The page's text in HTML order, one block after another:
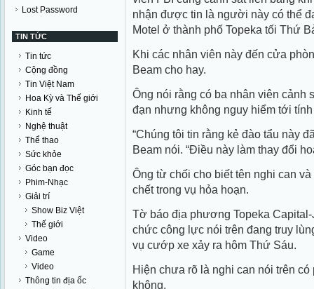
Lost Password
TIN TỨC
Tin tức
Cộng đồng
Tin Việt Nam
Hoa Kỳ và Thế giới
Kinh tế
Nghệ thuật
Thể thao
Sức khỏe
Góc bạn đọc
Phim-Nhạc
Giải trí
Show Biz Việt
Thế giới
Video
Game
Video
Thông tin địa ốc
nhận được tin là người này có thể
Motel ở thành phố Topeka tối Thứ
Khi các nhân viên này đến cửa
Beam cho hay.
Ông nói rằng có ba nhân viên cảnh
đạn nhưng không nguy hiểm tới
“Chúng tôi tin rằng kẻ đào tẩu này
Beam nói. “Điều này làm thay đổi
Ông từ chối cho biết tên nghi can và
chết trong vụ hỏa hoạn.
Tờ báo địa phương Topeka
chức công lực nói trên đang truy
vụ cướp xe xảy ra hôm Thứ Sáu.
Hiện chưa rõ là nghi can nói trên
không.